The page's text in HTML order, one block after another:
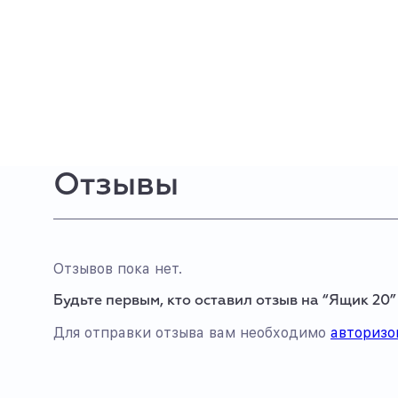
Отзывы
Отзывов пока нет.
Будьте первым, кто оставил отзыв на “Ящик 20”
Для отправки отзыва вам необходимо